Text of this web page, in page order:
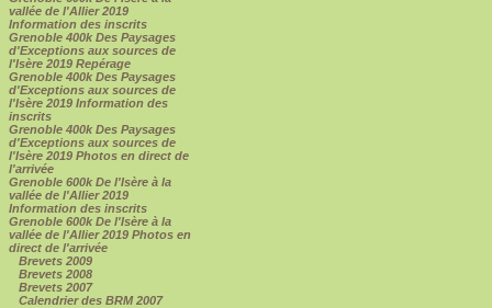
vallée de l'Allier 2019
Information des inscrits
Grenoble 400k Des Paysages
d'Exceptions aux sources de
l'Isère 2019 Repérage
Grenoble 400k Des Paysages
d'Exceptions aux sources de
l'Isère 2019 Information des
inscrits
Grenoble 400k Des Paysages
d'Exceptions aux sources de
l'Isère 2019 Photos en direct de
l'arrivée
Grenoble 600k De l'Isère à la
vallée de l'Allier 2019
Information des inscrits
Grenoble 600k De l'Isère à la
vallée de l'Allier 2019 Photos en
direct de l'arrivée
Brevets 2009
Brevets 2008
Brevets 2007
Calendrier des BRM 2007